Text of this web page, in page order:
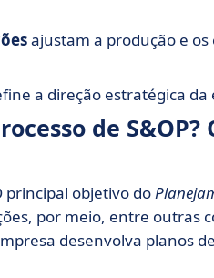
ajustam a produção e os
a direção estratégica da
de S&OP?
principal objetivo do
por meio, entre outras
desenvolva planos